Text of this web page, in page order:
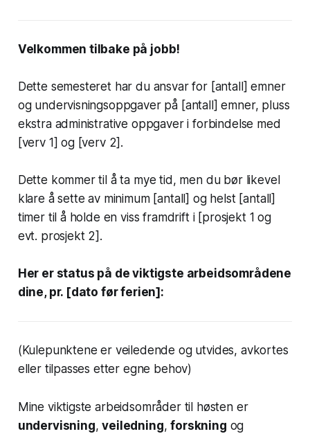
Velkommen tilbake på jobb!
Dette semesteret har du ansvar for [antall] emner
og undervisningsoppgaver på [antall] emner, pluss
ekstra administrative oppgaver i forbindelse med
[verv 1] og [verv 2].
Dette kommer til å ta mye tid, men du bør likevel
klare å sette av minimum [antall] og helst [antall]
timer til å holde en viss framdrift i [prosjekt 1 og
evt. prosjekt 2].
Her er status på de viktigste arbeidsområdene
dine, pr. [dato før ferien]:
(Kulepunktene er veiledende og utvides, avkortes
eller tilpasses etter egne behov)
Mine viktigste arbeidsområder til høsten er
undervisning,veiledning,forskning og